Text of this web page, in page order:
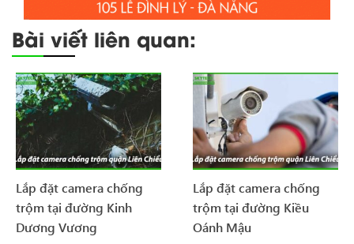
Bài viết liên quan:
Lắp đặt camera chống
trộm tại đường Kinh
Dương Vương
Lắp đặt camera chống
trộm tại đường Kiều
Oánh Mậu